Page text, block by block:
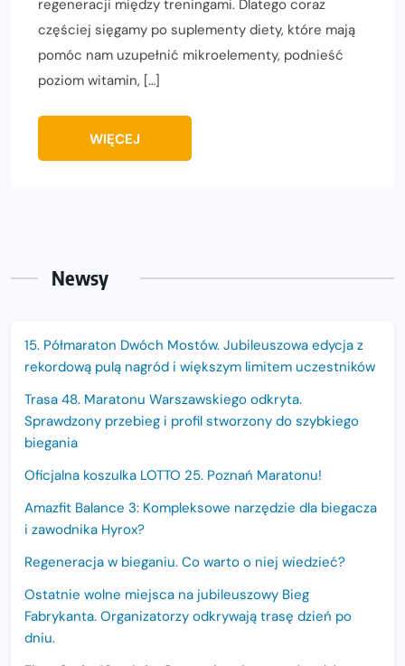
regeneracji między treningami. Dlatego coraz
częściej sięgamy po suplementy diety, które mają
pomóc nam uzupełnić mikroelementy, podnieść
poziom witamin, […]
WIĘCEJ
Newsy
15. Półmaraton Dwóch Mostów. Jubileuszowa edycja z
rekordową pulą nagród i większym limitem uczestników
Trasa 48. Maratonu Warszawskiego odkryta.
Sprawdzony przebieg i profil stworzony do szybkiego
biegania
Oficjalna koszulka LOTTO 25. Poznań Maratonu!
Amazfit Balance 3: Kompleksowe narzędzie dla biegacza
i zawodnika Hyrox?
Regeneracja w bieganiu. Co warto o niej wiedzieć?
Ostatnie wolne miejsca na jubileuszowy Bieg
Fabrykanta. Organizatorzy odkrywają trasę dzień po
dniu.